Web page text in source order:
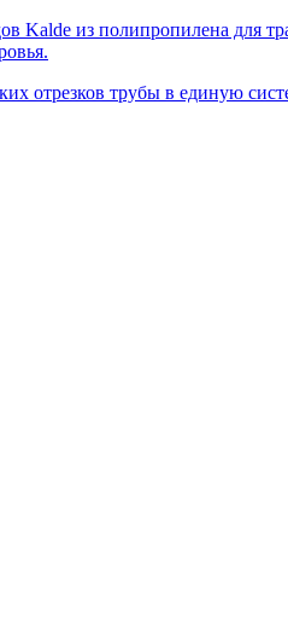
Kalde из полипропилена для
отрезков трубы в единую